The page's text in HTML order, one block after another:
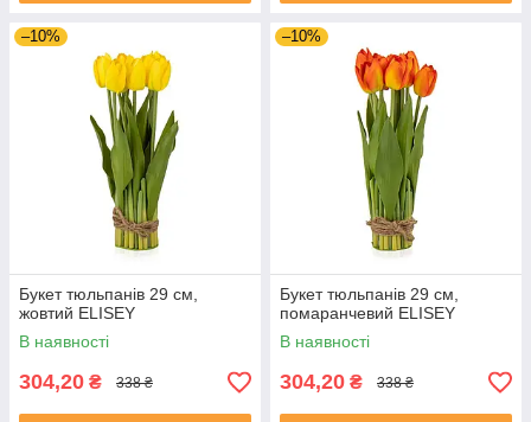
–10%
Букет тюльпанів 29 см,
жовтий ELISEY
В наявності
304,20 ₴ 338 ₴
–10%
Букет тюльпанів 29 см,
помаранчевий ELISEY
В наявності
304,20 ₴ 338 ₴